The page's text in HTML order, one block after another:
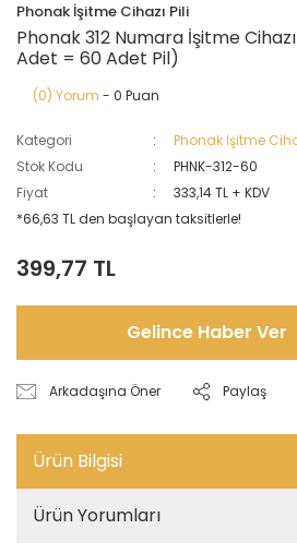
Phonak İşitme Cihazı Pili
Phonak 312 Numara İşitme
Adet = 60 Adet Pil)
(0) Yorum - 0 Puan
Kategori
Phonak İşitme
Stok Kodu
PHNK-312-60
Fiyat
333,14 TL + KDV
*66,63 TL den başlayan taksitlerle!
399,77 TL
Gelince Haber Ver
Arkadaşına Öner Paylaş
Ürün Bilgisi
Ürün Yorumları